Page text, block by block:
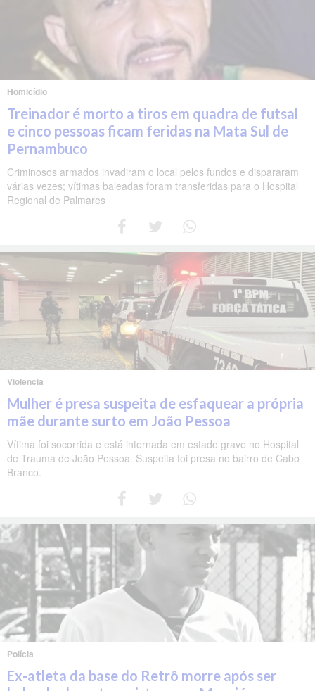
Homicídio
Treinador é morto a tiros em quadra de futsal
e cinco pessoas ficam feridas na Mata Sul de
Pernambuco
Criminosos armados invadiram o local pelos fundos e dispararam
várias vezes; vítimas baleadas foram transferidas para o Hospital
Regional de Palmares
Violência
Mulher é presa suspeita de esfaquear a própria
mãe durante surto em João Pessoa
Vítima foi socorrida e está internada em estado grave no Hospital
de Trauma de João Pessoa. Suspeita foi presa no bairro de Cabo
Branco.
Polícia
Ex-atleta da base do Retrô morre após ser